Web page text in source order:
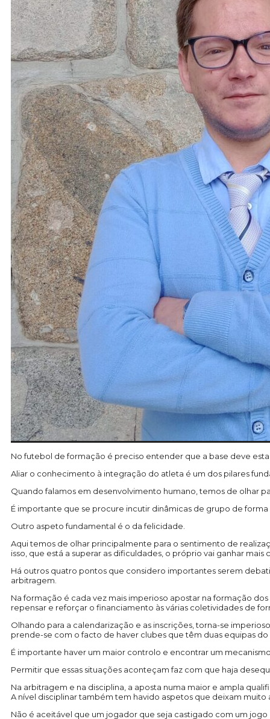
No futebol de formação é preciso entender que a base deve
Aliar o conhecimento à integração do atleta é um dos pilares
Quando falamos em desenvolvimento humano, temos de olhar
É importante que se procure incutir dinâmicas de grupo de
Outro aspeto fundamental é o da felicidade.
Aqui temos de olhar principalmente para o sentimento de
isso, que está a superar as dificuldades, o próprio vai ganhar
Há outros quatro pontos que considero importantes serem
arbitragem.
Na formação é cada vez mais imperioso apostar na formação
repensar e reforçar o financiamento às várias coletividades de
Olhando para a calendarização e as inscrições, torna-se
prende-se com o facto de haver clubes que têm duas equipas
É importante haver um maior controlo e encontrar um
Permitir que essas situações aconteçam faz com que haja
Na arbitragem e na disciplina, a aposta numa maior e ampla
A nível disciplinar também tem havido aspetos que deixam
Não é aceitável que um jogador que seja castigado com um